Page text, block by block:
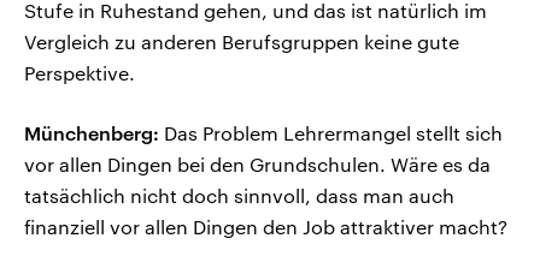
Stufe in Ruhestand gehen, und das ist natürlich im
Vergleich zu anderen Berufsgruppen keine gute
Perspektive.
Münchenberg: Das Problem Lehrermangel stellt sich
vor allen Dingen bei den Grundschulen. Wäre es da
tatsächlich nicht doch sinnvoll, dass man auch
finanziell vor allen Dingen den Job attraktiver macht?